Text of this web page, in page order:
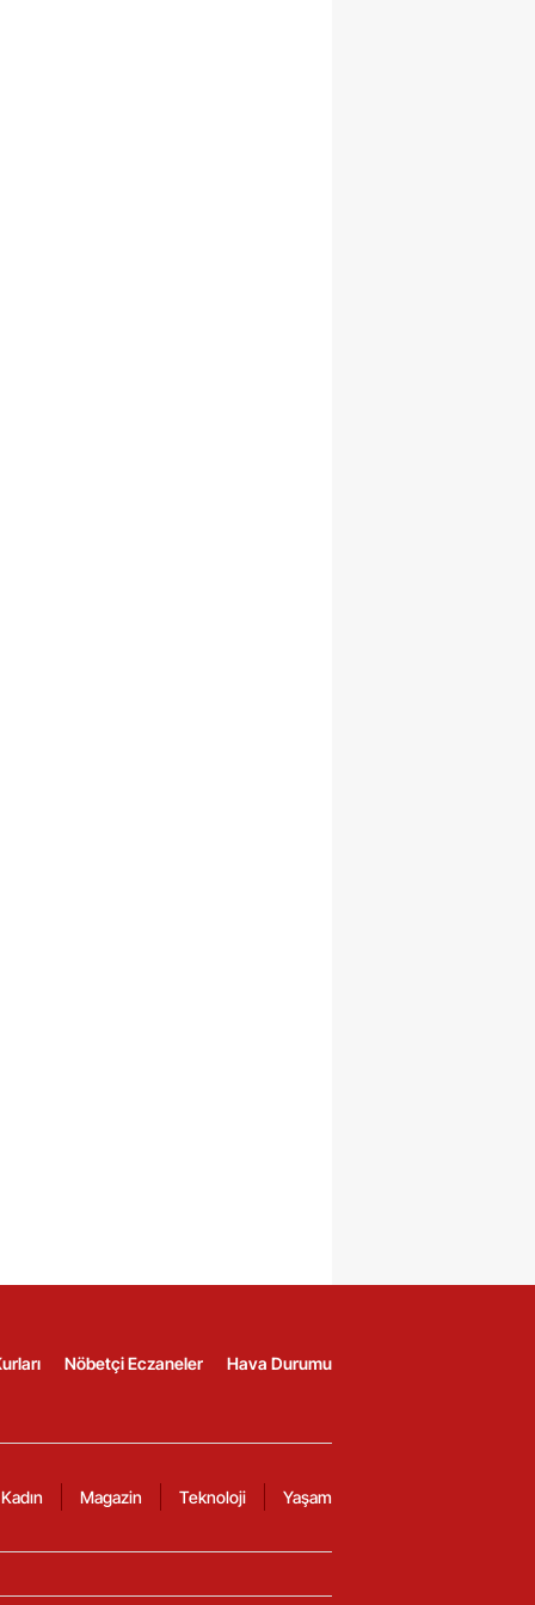
Nöbetçi Eczaneler Hava Durumu
Kadın Magazin Teknoloji Yaşam